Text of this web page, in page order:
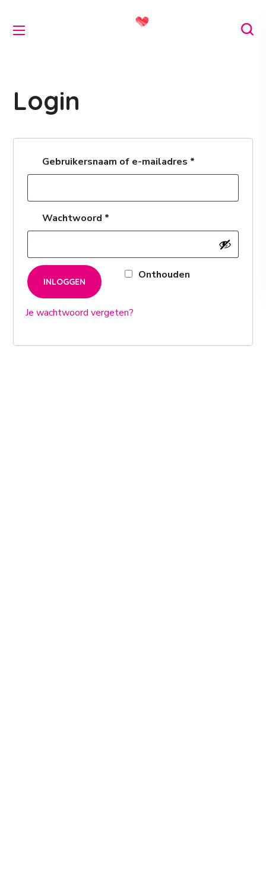
Login
Gebruikersnaam of e-mailadres *
Wachtwoord *
Onthouden
INLOGGEN
Je wachtwoord vergeten?